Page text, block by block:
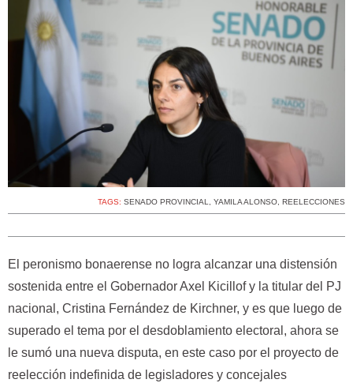
TAGS: SENADO PROVINCIAL, YAMILA ALONSO, REELECCIONES
El peronismo bonaerense no logra alcanzar una distensión
sostenida entre el Gobernador Axel Kicillof y la titular del PJ
nacional, Cristina Fernández de Kirchner, y es que luego de
superado el tema por el desdoblamiento electoral, ahora se
le sumó una nueva disputa, en este caso por el proyecto de
reelección indefinida de legisladores y concejales